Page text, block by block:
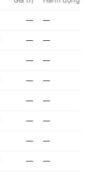
— —
— —
— —
— —
— —
— —
— —
— —